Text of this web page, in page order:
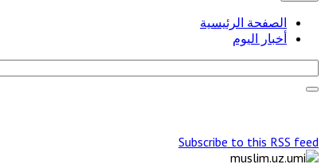
الصفحة الرئيسية
أخبار اليوم
Subscribe to this RSS feed